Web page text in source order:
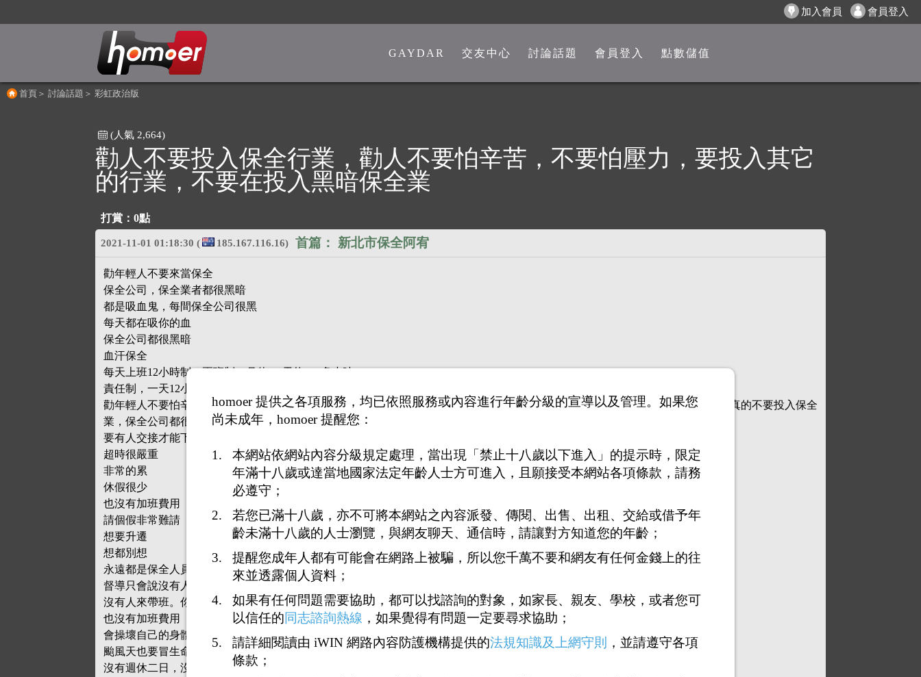
加入會員 會員登入
GAYDAR 交友中心
中老年交友中心
討論話題
時事觀點
新聞講堂
會員登入 點數儲值
首頁 ＞ 討論話題 ＞ 彩虹政治版
(人氣 2,664)
勸人不要投入保全行業，勸人不要怕辛苦，不要怕壓力，要投入其它
的行業，不要在投入黑暗保全業
打賞：0點
首篇：新北市保全阿宥
2021-11-01 01:18:30 ( 185.167.116.16)
勸年輕人不要來當保全
保全公司，保全業者都很黑暗
都是吸血鬼，每間保全公司很黑
每天都在吸你的血
保全公司都很黑暗
血汗保全
每天上班12小時制（兩班制）月休4-6天約300多小時
責任制，一天12小時只給1200元，都是用時薪制現在都165～168元，但是台灣保全業通常只給,90～100元
勸年輕人不要怕辛苦，不要害怕壓力，保全業沒有公司分紅，國內外旅遊，年終獎金，要投入其它的行業，『製造業，科技業』，真的不要投入保全
業，保全公司都很黑暗，黑暗保全業
要有人交接才能下班
超時很嚴重
非常的累
休假很少
也沒有加班費用
請個假非常難請
想要升遷
想都別想
永遠都是保全人員
督導只會說沒有人
沒有人來帶班。你就要連續上36小時
也沒有加班費用
會操壞自己的身體
颱風天也要冒生命危險去站哨
沒有週休二日，沒有見紅就放，也沒有加班費用
homoer 提供之各項服務，均已依照服務或內容進行年齡分級的宣導以及管理。如果您
尚未成年，homoer 提醒您：
本網站依網站內容分級規定處理，當出現「禁止十八歲以下進入」的提示時，限定
年滿十八歲或達當地國家法定年齡人士方可進入，且願接受本網站各項條款，請務
必遵守；
若您已滿十八歲，亦不可將本網站之內容派發、傳閱、出售、出租、交給或借予年
齡未滿十八歲的人士瀏覽，與網友聊天、通信時，請讓對方知道您的年齡；
提醒您成年人都有可能會在網路上被騙，所以您千萬不要和網友有任何金錢上的往
來並透露個人資料；
如果有任何問題需要協助，都可以找諮詢的對象，如家長、親友、學校，或者您可
以信任的同志諮詢熱線 ，如果覺得有問題一定要尋求協助；
請詳細閱讀由 iWIN 網路內容防護機構提供的法規知識及上網守則
，並請遵守各項
條款；